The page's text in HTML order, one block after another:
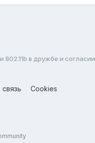
и 802.11b в дружбе и согласии
Cookies